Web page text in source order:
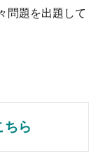
問題を出題して
ちら